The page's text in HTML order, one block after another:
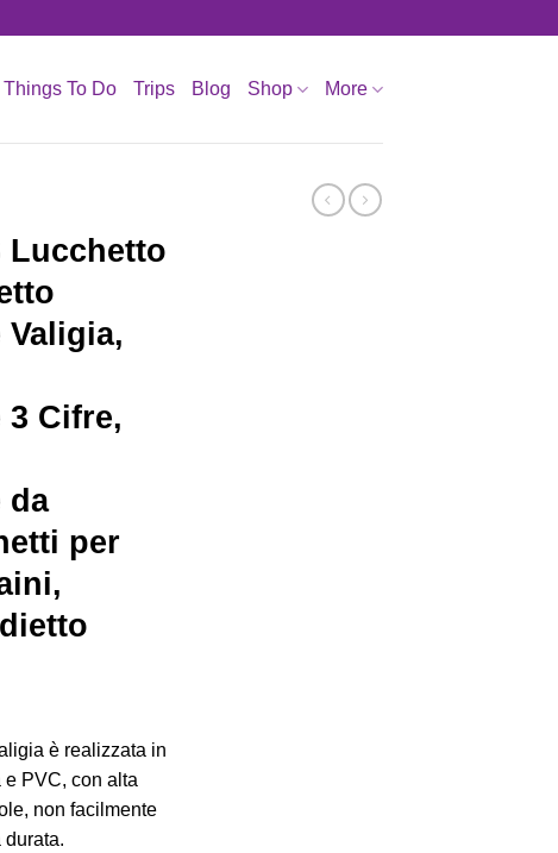
Things To Do Trips Blog Shop More
Lucchetto
Cifre,
da
per
è realizzata in
e PVC, con alta
non facilmente
durata.